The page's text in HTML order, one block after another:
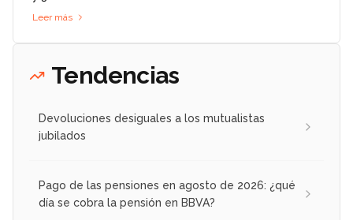
Leer más
Tendencias
Devoluciones desiguales a los mutualistas
jubilados
Pago de las pensiones en agosto de 2026: ¿qué
día se cobra la pensión en BBVA?